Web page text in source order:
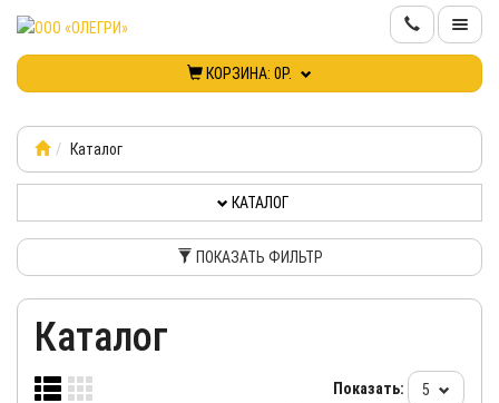
КОРЗИНА: 0Р.
КАТАЛОГ
ИНФОРМАЦИЯ
КАБИНЕТ
Каталог
КАТАЛОГ
ПОКАЗАТЬ ФИЛЬТР
Каталог
Показать: 5